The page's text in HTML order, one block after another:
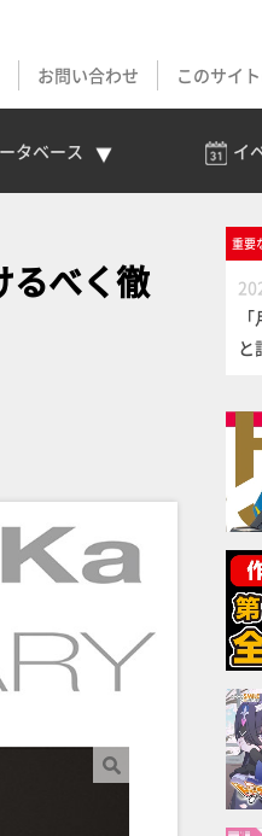
お問い合わせ このサイ
タベース イ
るべく徹
重要
と